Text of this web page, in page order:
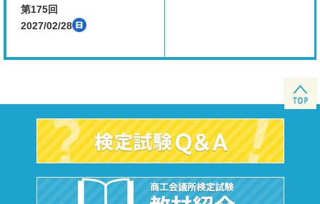
第175回
2027/02/28